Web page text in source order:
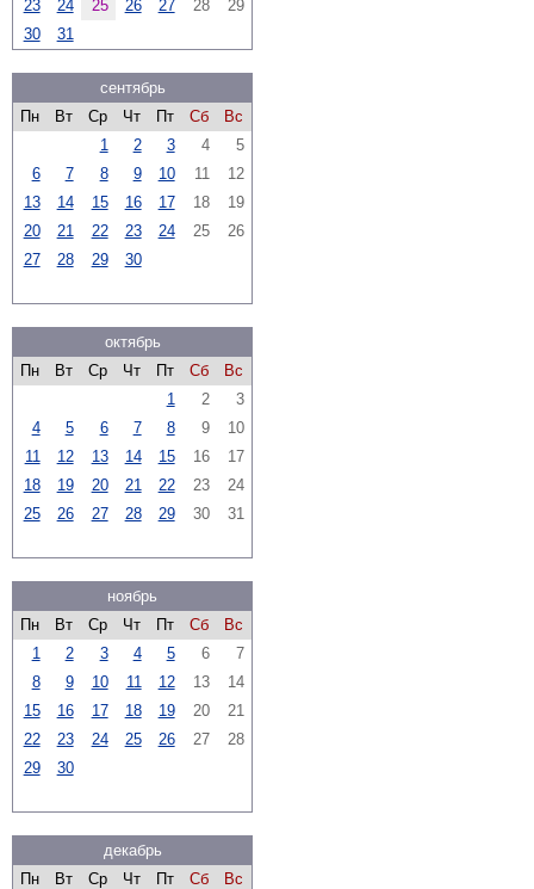
23
24 25 26 27 28
29
30
31
сентябрь
Пн
Вт Ср Чт Пт Сб
Вс
1
2 3 4
5
6
7 8 9 10 11
12
13
14 15 16 17 18
19
20
21 22 23 24 25
26
27
28 29 30
октябрь
Пн
Вт Ср Чт Пт Сб
Вс
1
2
3
4
5 6 7 8 9
10
11
12 13 14 15 16
17
18
19 20 21 22 23
24
25
26 27 28 29 30 31
ноябрь
Пн
Вт Ср Чт Пт Сб
Вс
1
2 3 4 5 6
7
8
9 10 11 12 13
14
15
16 17 18 19 20
21
22
23 24 25 26 27
28
29
30
декабрь
Пн
Вт Ср Чт Пт Сб
Вс